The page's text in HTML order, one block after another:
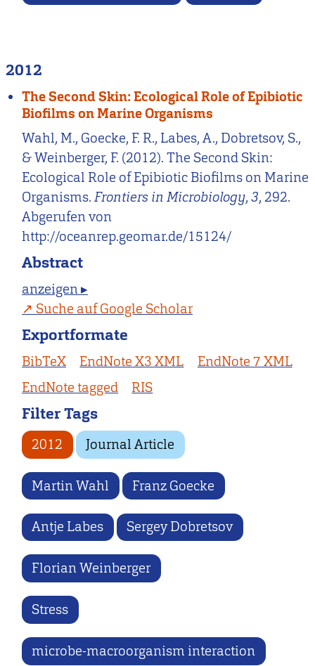
2012
The Second Skin: Ecological Role of Epibiotic
Biofilms on Marine Organisms
Wahl, M., Goecke, F. R., Labes, A., Dobretsov, S.,
& Weinberger, F. (2012). The Second Skin:
Ecological Role of Epibiotic Biofilms on Marine
Organisms.Frontiers in Microbiology,3, 292.
Abgerufen von
http://oceanrep.geomar.de/15124/
Abstract
anzeigen ▸
Suche auf Google Scholar
Exportformate
BibTeX EndNote X3 XML
EndNote 7 XML
EndNote tagged
RIS
Filter Tags
2012 Journal Article
Martin Wahl Franz Goecke
Antje Labes Sergey Dobretsov
Florian Weinberger
Stress
microbe-macroorganism interaction